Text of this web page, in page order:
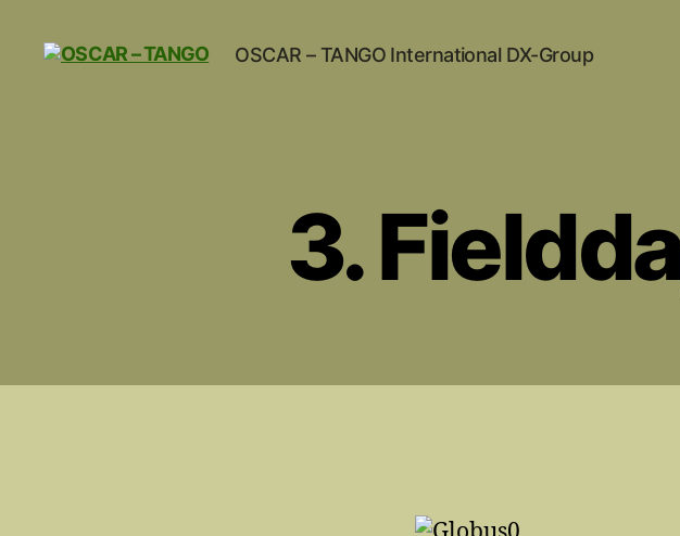
OSCAR – TANGO International DX-Group
3.